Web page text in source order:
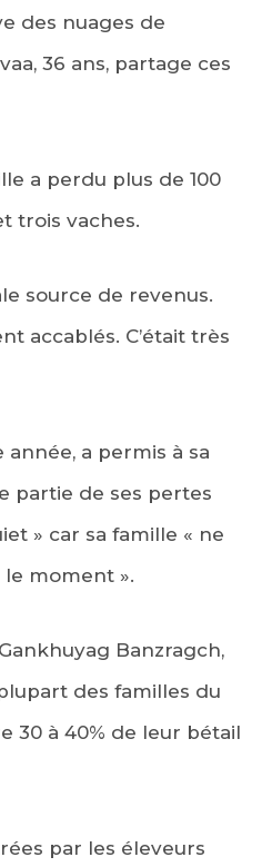
des nuages de
36 ans, partage ces
a perdu plus de 100
trois vaches.
source de revenus.
accablés. C’était très
année, a permis à sa
partie de ses pertes
» car sa famille « ne
moment ».
Banzragch,
des familles du
30 à 40% de leur bétail
par les éleveurs